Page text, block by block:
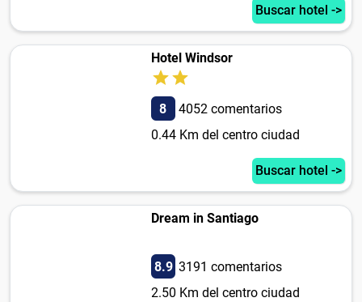
Buscar hotel ->
Hotel Windsor
8
4052 comentarios
0.44 Km del centro ciudad
Buscar hotel ->
Dream in Santiago
8.9 3191 comentarios
2.50 Km del centro ciudad